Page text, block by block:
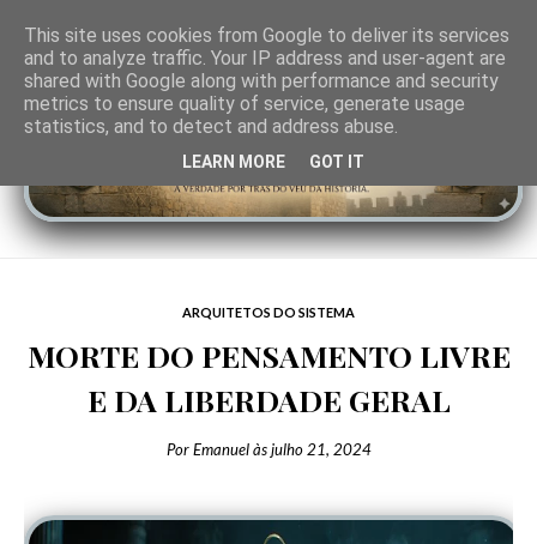
ARQUITETOS DO SISTEMA
MORTE DO PENSAMENTO LIVRE
E DA LIBERDADE GERAL
Por Emanuel àsjulho 21, 2024
This site uses cookies from Google to deliver its services
and to analyze traffic. Your IP address and user-agent are
shared with Google along with performance and security
metrics to ensure quality of service, generate usage
statistics, and to detect and address abuse.
LEARN MORE GOT IT